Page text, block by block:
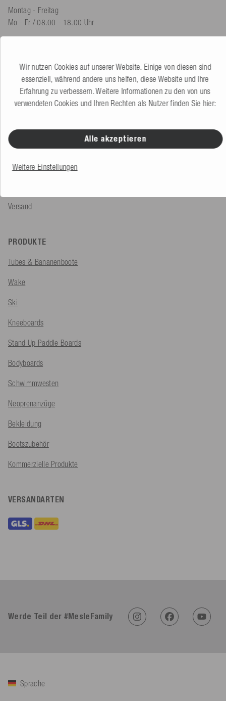
Montag - Freitag
Mo - Fr / 08.00 - 18.00 Uhr
Produktberatung
+49 (0) 7424 60213 60
Kundenservice
+49 (0) 7424 60213 50
Zum Kontaktformular
SERVICE & INFOS
Bestellung
Versand
PRODUKTE
Tubes & Bananenboote
Wake
Ski
Kneeboards
Stand Up Paddle Boards
Bodyboards
Schwimmwesten
Neoprenanzüge
Bekleidung
Bootszubehör
Kommerzielle Produkte
VERSANDARTEN
Werde Teil der #MesleFamily
Sprache
Wir nutzen Cookies auf unserer Website. Einige von diesen sind
essenziell, während andere uns helfen, diese Website und Ihre
Erfahrung zu verbessern. Weitere Informationen zu den von uns
verwendeten Cookies und Ihren Rechten als Nutzer finden Sie hier:
Alle akzeptieren
Weitere Einstellungen